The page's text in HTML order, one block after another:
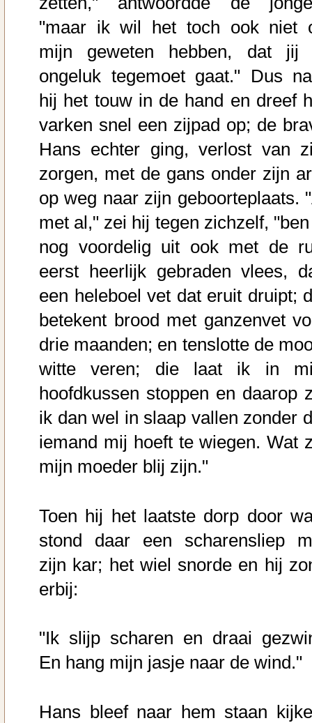
"maar ik wil het toch ook niet
mijn geweten hebben, dat jij
ongeluk tegemoet gaat." Dus
hij het touw in de hand en dreef
varken snel een zijpad op; de
Hans echter ging, verlost van
zorgen, met de gans onder zijn
op weg naar zijn geboorteplaats.
met al," zei hij tegen zichzelf,
nog voordelig uit ook met de
eerst heerlijk gebraden vlees,
een heleboel vet dat eruit druipt;
betekent brood met ganzenvet
drie maanden; en tenslotte de
witte veren; die laat ik in
hoofdkussen stoppen en daarop
ik dan wel in slaap vallen zonder
iemand mij hoeft te wiegen. Wat
mijn moeder blij zijn."
Toen hij het laatste dorp door
stond daar een scharensliep
zijn kar; het wiel snorde en hij
erbij:
"Ik slijp scharen en draai
En hang mijn jasje naar de wind."
Hans bleef naar hem staan